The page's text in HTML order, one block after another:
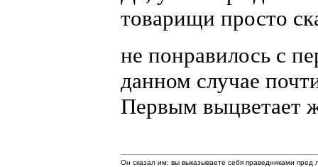
товарищи просто
не понравилось с
данном случае
Первым выцветает
Он сказал им: вы выказываете себя праведниками